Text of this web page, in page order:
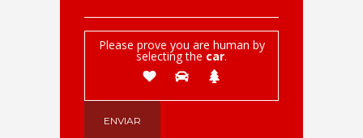
Please prove you are human by
selecting the car.